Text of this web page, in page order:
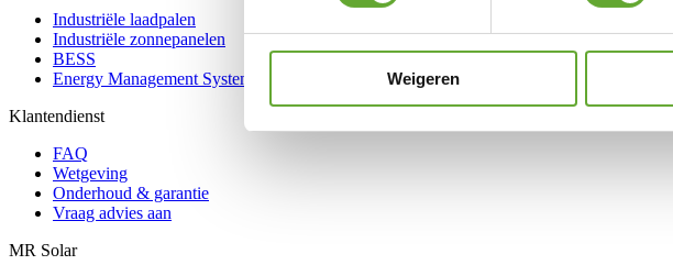
Weigeren
Industriële laadpalen
Industriële zonnepanelen
BESS
Energy Management System
Klantendienst
FAQ
Wetgeving
Onderhoud & garantie
Vraag advies aan
MR Solar